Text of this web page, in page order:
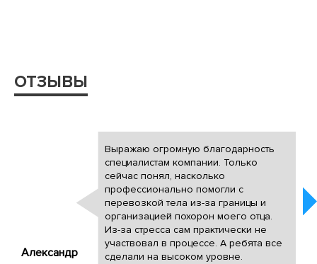
ОТЗЫВЫ
Александр
Выражаю огромную благодарность
специалистам компании. Только
сейчас понял, насколько
профессионально помогли с
перевозкой тела из-за границы и
организацией похорон моего отца.
Из-за стресса сам практически не
участвовал в процессе. А ребята все
сделали на высоком уровне.